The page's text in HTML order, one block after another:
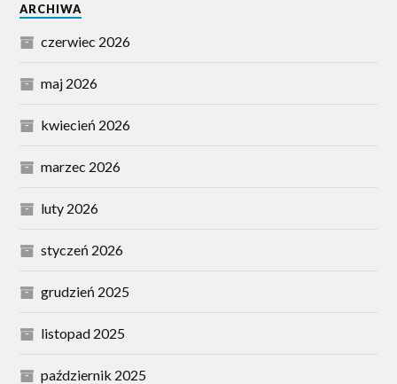
ARCHIWA
czerwiec 2026
maj 2026
kwiecień 2026
marzec 2026
luty 2026
styczeń 2026
grudzień 2025
listopad 2025
październik 2025